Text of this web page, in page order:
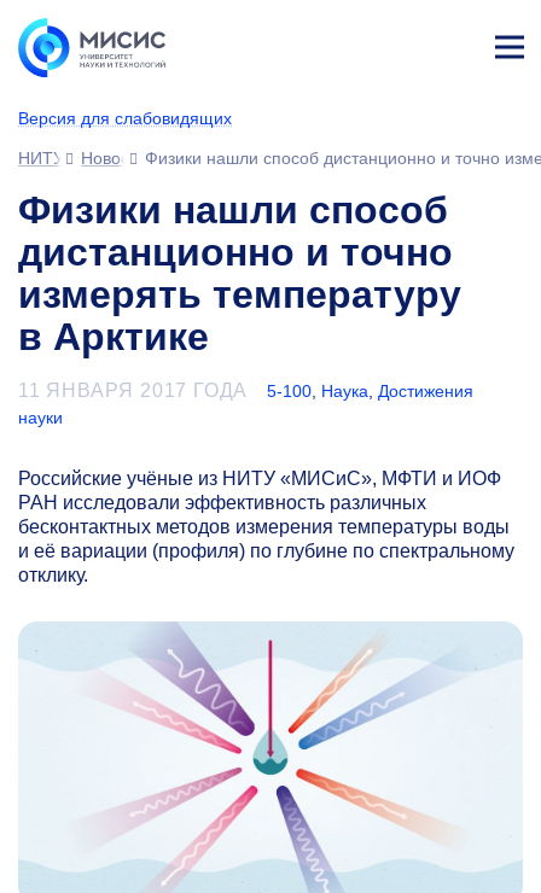
Версия для слабовидящих
ине
НИТУ МИСИС
НовостиФизики нашли способ дистанционно и точно
Физики нашли способ
дистанционно и точно
измерять температуру
в Арктике
11 ЯНВАРЯ 2017 ГОДА 5-100 Наука
Достижения
науки
Российские учёные из НИТУ «МИСиС», МФТИ и ИОФ
РАН исследовали эффективность различных
бесконтактных методов измерения температуры воды
и её вариации (профиля) по глубине по спектральному
отклику.